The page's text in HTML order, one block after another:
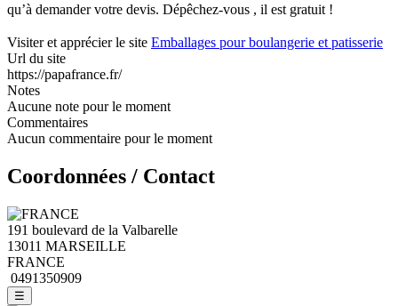
qu’à demander votre devis. Dépêchez-vous , il est gratuit !
Visiter et apprécier le site Emballages pour boulangerie et patisserie
Url du site
https://papafrance.fr/
Notes
Aucune note pour le moment
Commentaires
Aucun commentaire pour le moment
Coordonnées / Contact
191 boulevard de la Valbarelle
13011 MARSEILLE
FRANCE
0491350909
☰